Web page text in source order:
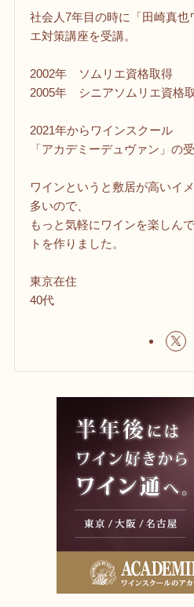
社会人7年目の時に「田崎真也
エ対策講座を受講。
2002年 ソムリエ資格取得
2005年 シニアソムリエ資格
2021年からワインスクール
「アカデミーデュヴァン」の受
ワインというと敷居が高いイ
多いので、
もっと気軽にワインを楽しん
トを作りました。
東京在住
40代